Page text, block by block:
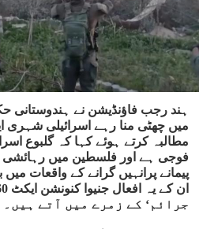
ہند رجب فاؤنڈیشن نے
میں چھٹی منا رہے اسرائیلی شہری
مطالبہ کرتے ہوئے کہا کہ گلبوع
فوجی ہے اور فلسطین میں رہائشی
پیمانے پرانہیں گرانے کے واقعات
جرائم‘ کے زمرے میں آتے ہیں۔